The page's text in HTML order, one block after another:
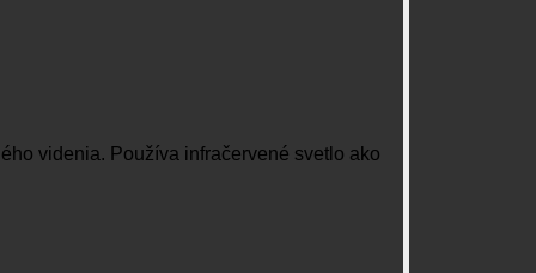
videnia. Používa infračervené svetlo ako